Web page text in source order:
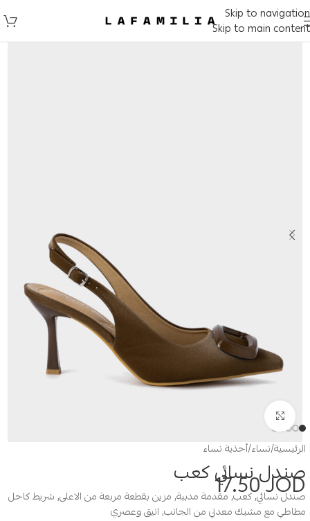
Skip to navigation
Skip to main content
Click to enlarge
الرئيسية/نساء/أحذية نساء
صندل نسائي كعب
17.50JOD
صندل نسائي, كعب, مقدمة مدببة, مزين بقطعة مربعة من الاعلى, شريط كاحل
مطاطي مع مشبك معدني من الجانب, انيق وعصري